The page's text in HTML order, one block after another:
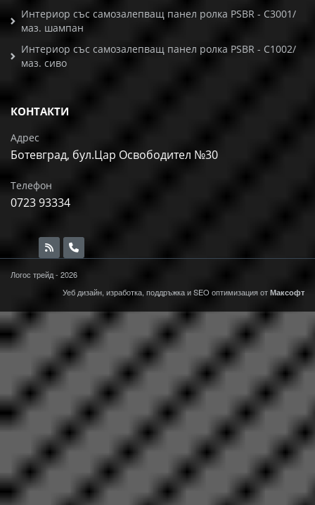
Интериор със самозалепващ панел ролка PSBR - C3001/
маз. шампан
Интериор със самозалепващ панел ролка PSBR - C1002/
маз. сиво
КОНТАКТИ
Адрес
Ботевград, бул.Цар Освободител №30
Телефон
0723 93334
Логос трейд - 2026
Уеб дизайн, изработка, поддръжка иSEO оптимизация от Максофт